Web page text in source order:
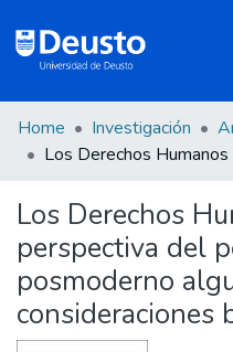
DeustoTeka
Communities
&
Collections
All of DSpace
Home Investigación
Los Derechos
perspectiva del
posmoderno
consideraciones